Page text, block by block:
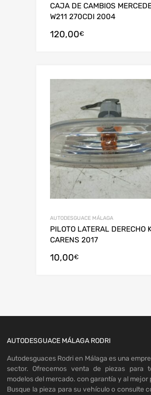
CAJA DE CAMBIOS
W211 270CDI 2004
120,00€
AUTODESGUACE MÁLAGA
PILOTO LATERAL DERECHO
CARENS 2017
10,00€
AUTODESGUACE MÁLAGA RODRI
Autodesguaces Rodri en Málaga es una
sector. Ofrecemos venta de piezas para
modelos del mercado. con garantía y al mejor
Busque la pieza para su vehículo o consulte